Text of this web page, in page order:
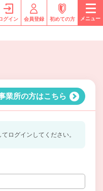
グイン 会員登録 初めての方 メニュー
業所の方はこちら
ログインしてください。